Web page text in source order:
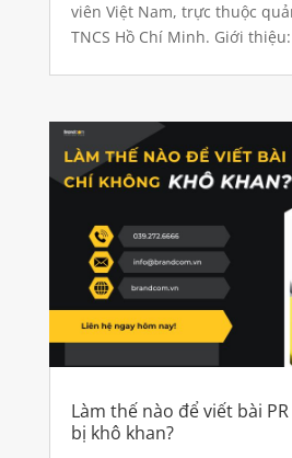
viên Việt Nam, trực thuộc
TNCS Hồ Chí Minh. Giới
Làm thế nào để viết bài
bị khô khan?